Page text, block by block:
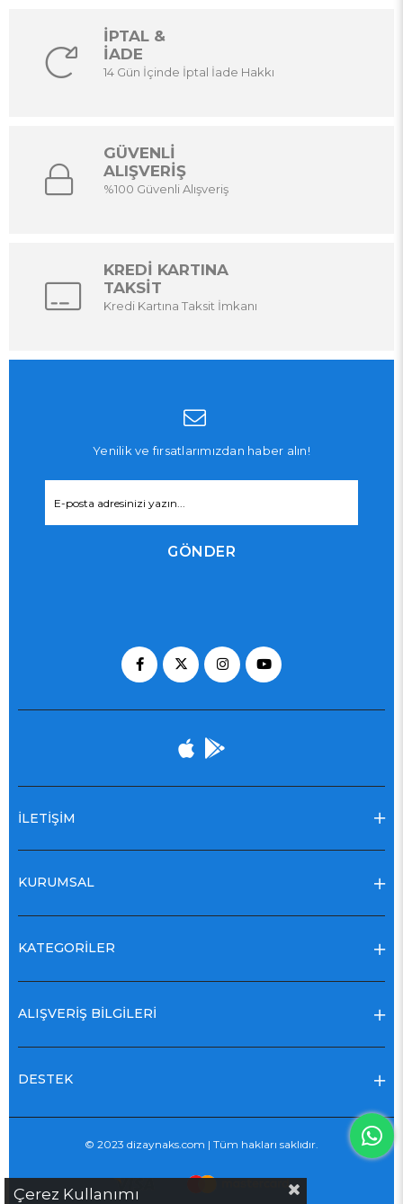
İPTAL &
İADE
14 Gün İçinde İptal İade Hakkı
GÜVENLİ
ALIŞVERİŞ
%100 Güvenli Alışveriş
KREDİ KARTINA
TAKSİT
Kredi Kartına Taksit İmkanı
Yenilik ve fırsatlarımızdan haber alın!
GÖNDER
İLETİŞİM
KURUMSAL
KATEGORİLER
ALIŞVERİŞ BİLGİLERİ
DESTEK
© 2023 dizaynaks.com | Tüm hakları saklıdır.
Çerez Kullanımı